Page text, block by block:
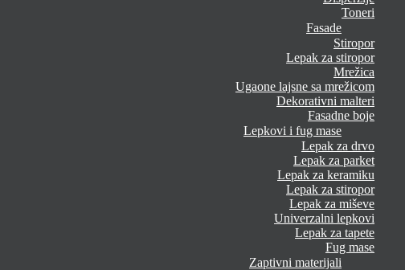
Toneri
Fasade
Stiropor
Lepak za stiropor
Mrežica
Ugaone lajsne sa mrežicom
Dekorativni malteri
Fasadne boje
Lepkovi i fug mase
Lepak za drvo
Lepak za parket
Lepak za keramiku
Lepak za stiropor
Lepak za miševe
Univerzalni lepkovi
Lepak za tapete
Fug mase
Zaptivni materijali